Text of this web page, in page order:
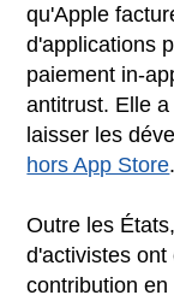
qu'Apple
d'applications
paiement in-
antitrust. Elle
laisser les
hors App Store.
Outre les
d'activistes
contribution